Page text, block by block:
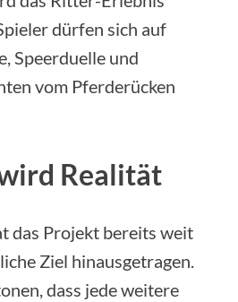
dürfen sich auf
Speerduelle und
vom Pferderücken
Realität
das Projekt bereits weit
Ziel hinausgetragen.
dass jede weitere